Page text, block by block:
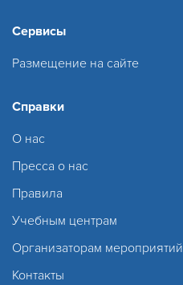
Сервисы
Размещение на сайте
Справки
О нас
Пресса о нас
Правила
Учебным центрам
Организаторам мероприятий
Контакты